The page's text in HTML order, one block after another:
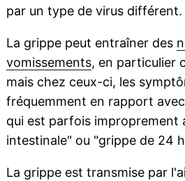
par un type de virus différent.
La grippe peut entraîner des
vomissements, en particulier
mais chez ceux-ci, les
fréquemment en rapport
qui est parfois improprement
intestinale" ou "grippe de 24
La grippe est transmise par